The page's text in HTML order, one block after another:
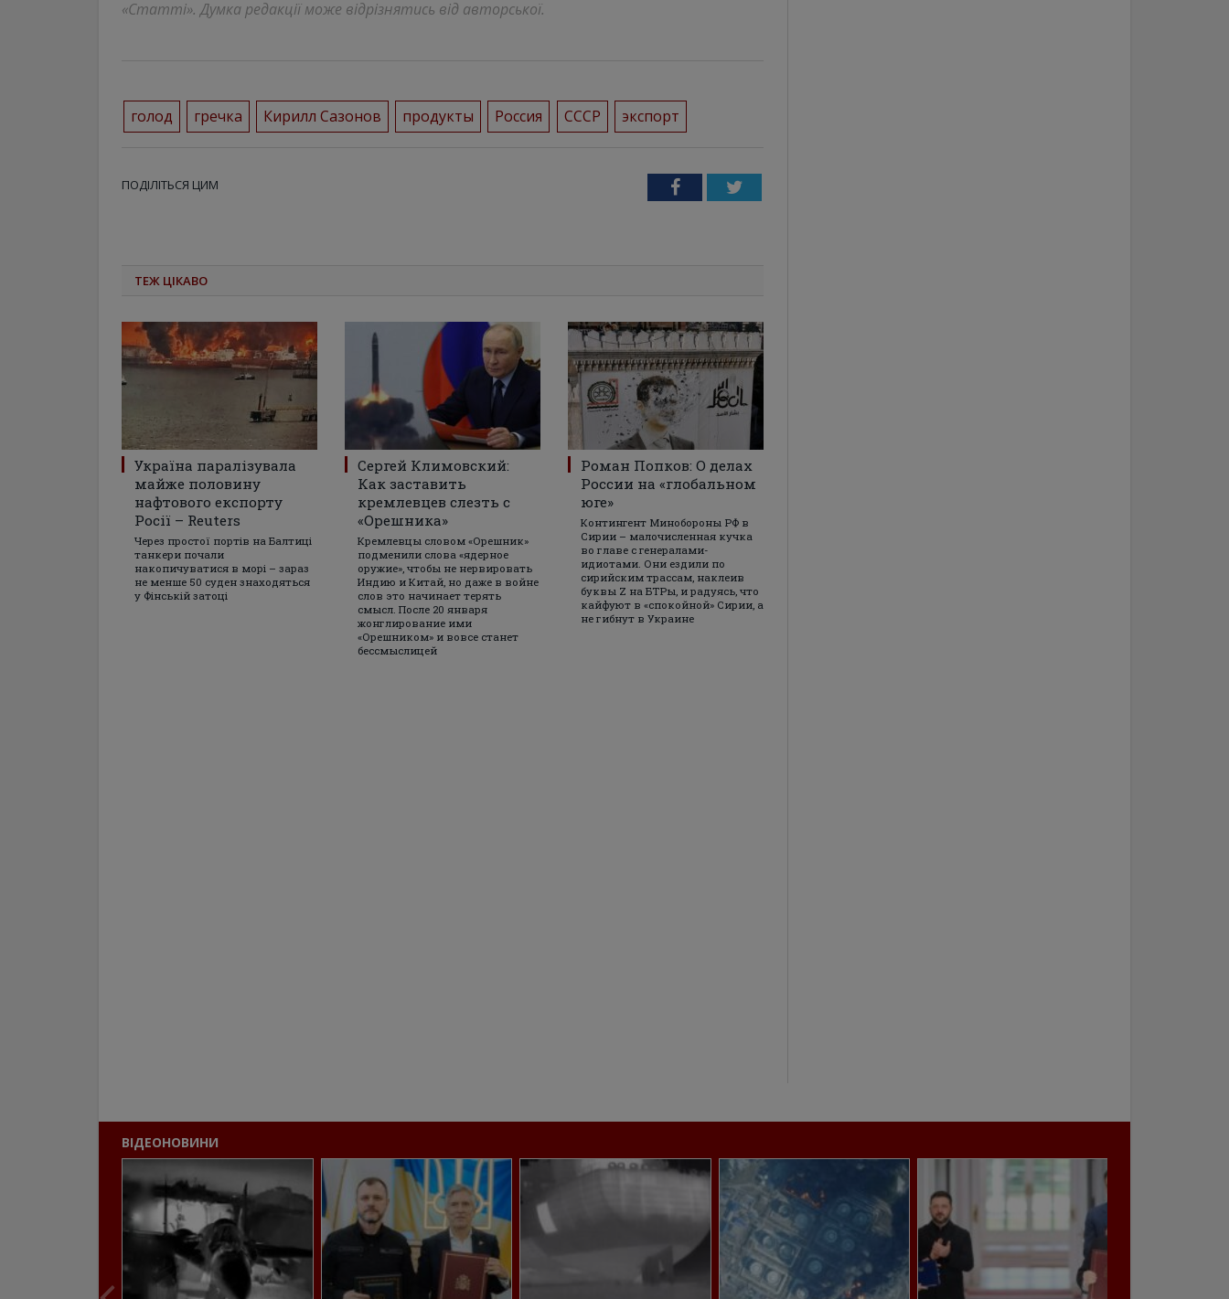
«Статті». Думка редакції може відрізнятись від авторської.
голод гречка Кирилл Сазонов продукты Россия СССР экспорт
ПОДІЛІТЬСЯ ЦИМ FacebookTwitter
ТЕЖ ЦІКАВО
Україна паралізувала
майже половину
нафтового експорту
Росії – Reuters
Через простої портів на Балтиці
танкери почали
накопичуватися в морі – зараз
не менше 50 суден знаходяться
у Фінській затоці
Сергей Климовский:
Как заставить
кремлевцев слезть с
«Орешника»
Кремлевцы словом «Орешник»
подменили слова «ядерное
оружие», чтобы не нервировать
Индию и Китай, но даже в войне
слов это начинает терять
смысл. После 20 января
жонглирование ими
«Орешником» и вовсе станет
бессмыслицей
Роман Попков: О делах
России на «глобальном
юге»
Контингент Минобороны РФ в
Сирии – малочисленная кучка
во главе с генералами-
идиотами. Они ездили по
сирийским трассам, наклеив
буквы Z на БТРы, и радуясь, что
кайфуют в «спокойной» Сирии, а
не гибнут в Украине
ВІДЕОНОВИНИ